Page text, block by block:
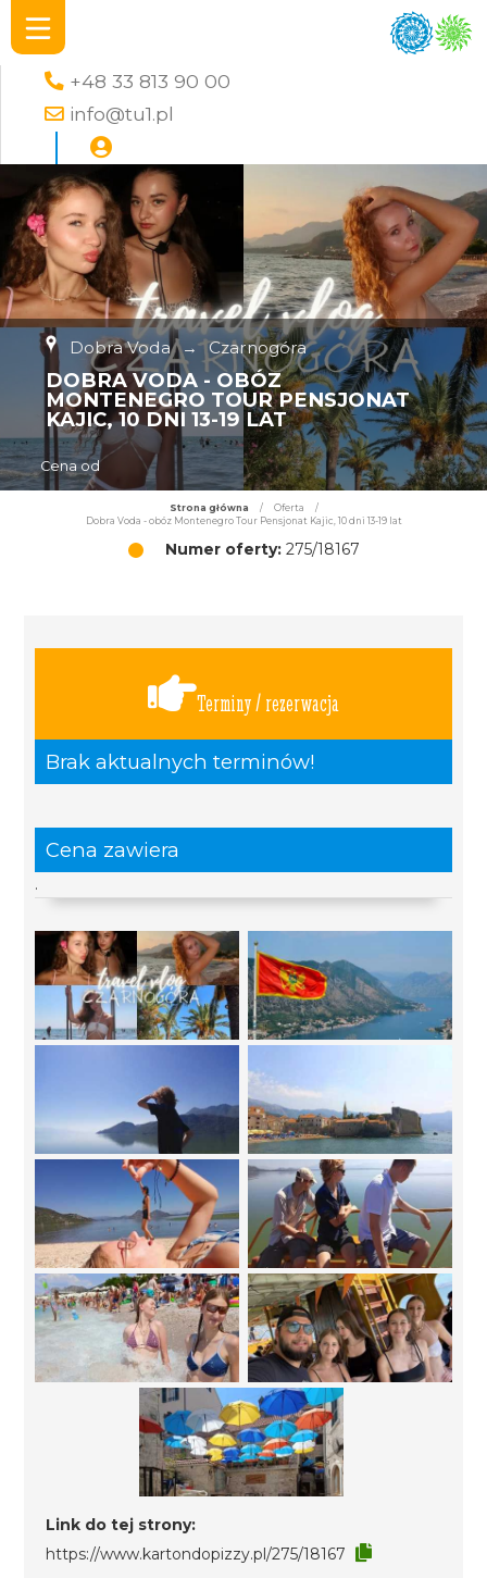
+48 33 813 90 00
info@tu1.pl
Dobra Voda → Czarnogóra
DOBRA VODA - OBÓZ
MONTENEGRO TOUR PENSJONAT
KAJIC, 10 DNI 13-19 LAT
Cena od
Strona główna / Oferta
/
Dobra Voda - obóz Montenegro Tour Pensjonat Kajic, 10 dni 13-19 lat
Numer oferty:275/18167
Terminy / rezerwacja
Brak aktualnych terminów!
Cena zawiera
.
Link do tej strony:
https://www.kartondopizzy.pl/275/18167